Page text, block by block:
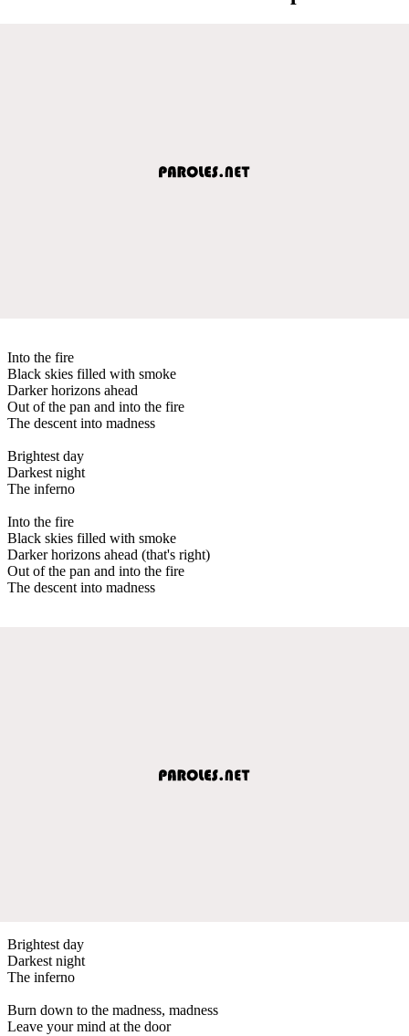
Into the fire
Black skies filled with smoke
Darker horizons ahead
Out of the pan and into the fire
The descent into madness
Brightest day
Darkest night
The inferno
Into the fire
Black skies filled with smoke
Darker horizons ahead (that's right)
Out of the pan and into the fire
The descent into madness
Brightest day
Darkest night
The inferno
Burn down to the madness, madness
Leave your mind at the door